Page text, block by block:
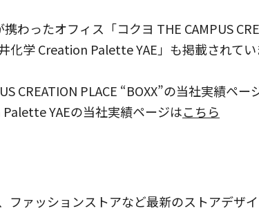
わったオフィス「コクヨ THE CAMPUS
化学 Creation Palette YAE」も掲載されてい
CREATION PLACE “BOXX”の当社実績ペー
YAEの当社実績ページはこちら
ファッションストアなど最新のストアデザ